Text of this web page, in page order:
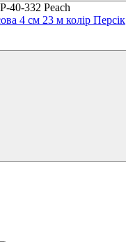
40-332 Peach
4 см 23 м колір Персік